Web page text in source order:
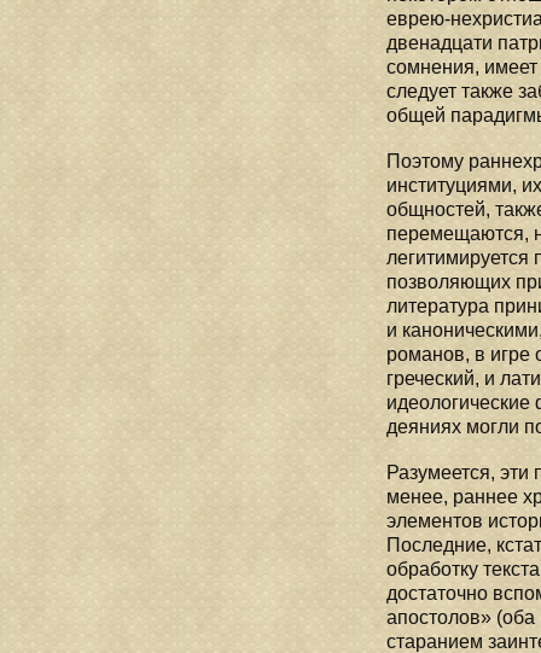
еврею-
двенадцати
сомнения,
следует также
общей
Поэтому
институциями,
общностей,
перемещаются,
легитимируется
позволяющих
литература
и
романов, в игре
греческий, и
идеологические
деяниях могли
Разумеется,
менее, раннее
элементов
Последние,
обработку
достаточно
апостолов» (оба
старанием